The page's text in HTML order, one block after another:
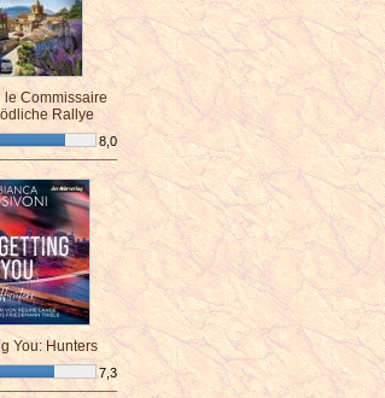
le Commissaire
Rallye
8,0
You: Hunters
7,3